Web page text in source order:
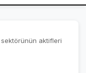
aktifleri